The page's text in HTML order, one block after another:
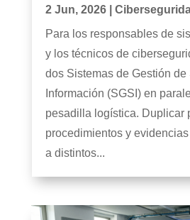
2 Jun, 2026|
Para los responsables de
y los técnicos de
dos Sistemas de Gestión
Información (SGSI) en
pesadilla logística. Duplicar
procedimientos y
a distintos...